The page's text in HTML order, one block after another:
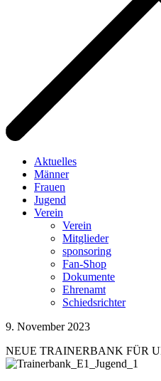
Aktuelles
Männer
Frauen
Jugend
Verein
Verein
Mitglieder
sponsoring
Fan-Shop
Dokumente
Ehrenamt
Schiedsrichter
9. November 2023
NEUE TRAINERBANK FÜR